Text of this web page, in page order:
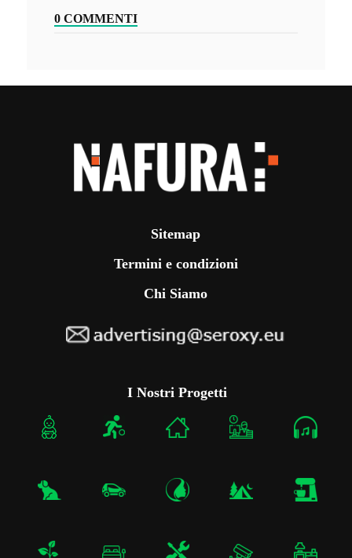
0 COMMENTI
Sitemap
Termini e condizioni
Chi Siamo
I Nostri Progetti